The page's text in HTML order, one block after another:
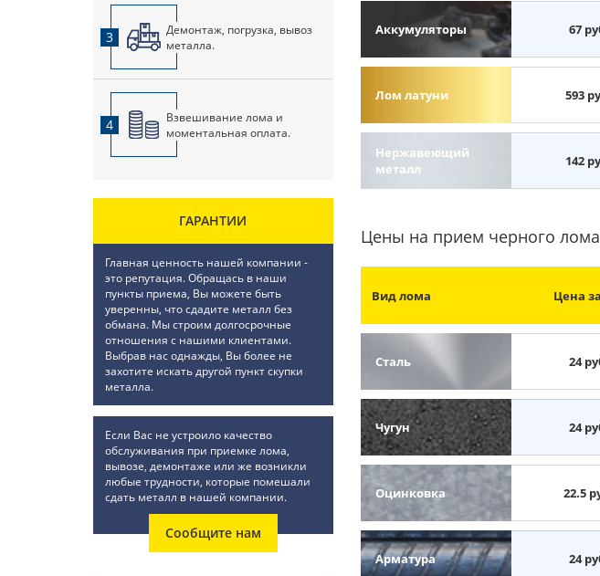
Аккумуляторы 67
Лом латуни 593
Нержавеющий
металл
142
Цены на прием черного
Вид лома Цена
Сталь 24
Чугун 24
Оцинковка 22.5
Арматура 24
3
Демонтаж, погрузка, вывоз
металла.
4
Взвешивание лома и
моментальная оплата.
ГАРАНТИИ
Главная ценность нашей компании -
это репутация. Обращась в наши
пункты приема, Вы можете быть
уверенны, что сдадите металл без
обмана. Мы строим долгосрочные
отношения с нашими клиентами.
Выбрав нас однажды, Вы более не
захотите искать другой пункт скупки
металла.
Если Вас не устроило качество
обслуживания при приемке лома,
вывозе, демонтаже или же возникли
любые трудности, которые помешали
сдать металл в нашей компании.
Сообщите нам